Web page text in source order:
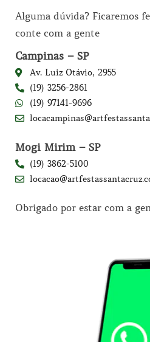
Alguma dúvida? Ficaremos
conte com a gente
Campinas – SP
Av. Luiz Otávio, 2955
(19) 3256-2861
(19) 97141-9696
Mogi Mirim – SP
(19) 3862-5100
Obrigado por estar com a